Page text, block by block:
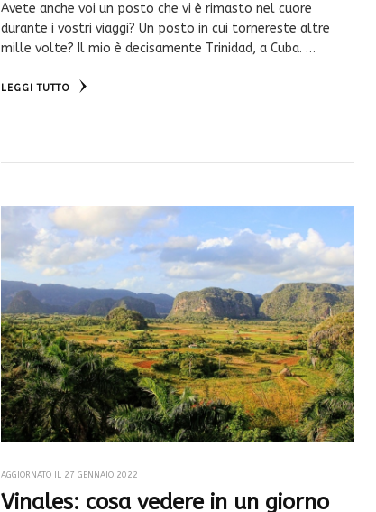
Avete anche voi un posto che vi è rimasto nel cuore
durante i vostri viaggi? Un posto in cui tornereste altre
mille volte? Il mio è decisamente Trinidad, a Cuba. …
LEGGI TUTTO
AGGIORNATO IL 27 GENNAIO 2022
Vinales: cosa vedere in un giorno